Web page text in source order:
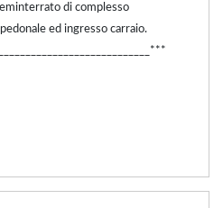
di complesso
ed ingresso carraio.